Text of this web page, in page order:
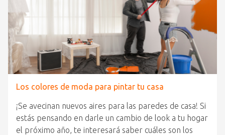
Los colores de moda para pintar tu casa
¡Se avecinan nuevos aires para las paredes de casa! Si
estás pensando en darle un cambio de look a tu hogar
el próximo año, te interesará saber cuáles son los